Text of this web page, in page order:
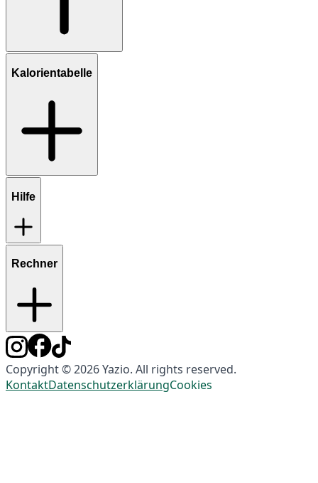
Kalorientabelle
Hilfe
Rechner
Copyright © 2026 Yazio. All rights reserved.
KontaktDatenschutzerklärungCookies